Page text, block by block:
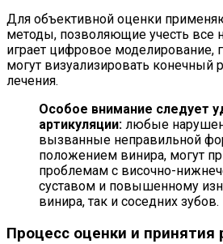
Для объективной оценки
методы, позволяющие учесть
играет цифровое моделирование,
могут визуализировать конечный
лечения.
Особое внимание следует
артикуляции: любые
вызванные неправильной
положением винира, могут
проблемам с височно-
суставом и повышенному
винира, так и соседних зубов.
Процесс оценки и принятия